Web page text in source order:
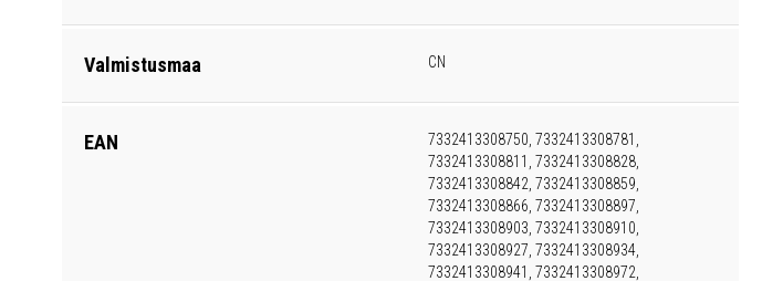
Valmistusmaa CN
EAN
7332413308750, 7332413308781,
7332413308811, 7332413308828,
7332413308842, 7332413308859,
7332413308866, 7332413308897,
7332413308903, 7332413308910,
7332413308927, 7332413308934,
7332413308941, 7332413308972,